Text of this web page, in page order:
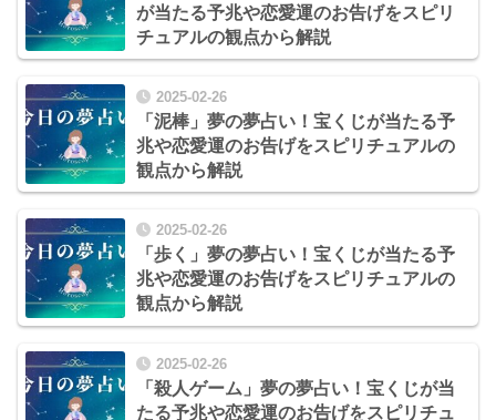
が当たる予兆や恋愛運のお告げをスピリ
チュアルの観点から解説
2025-02-26
「泥棒」夢の夢占い！宝くじが当たる予
兆や恋愛運のお告げをスピリチュアルの
観点から解説
2025-02-26
「歩く」夢の夢占い！宝くじが当たる予
兆や恋愛運のお告げをスピリチュアルの
観点から解説
2025-02-26
「殺人ゲーム」夢の夢占い！宝くじが当
たる予兆や恋愛運のお告げをスピリチュ